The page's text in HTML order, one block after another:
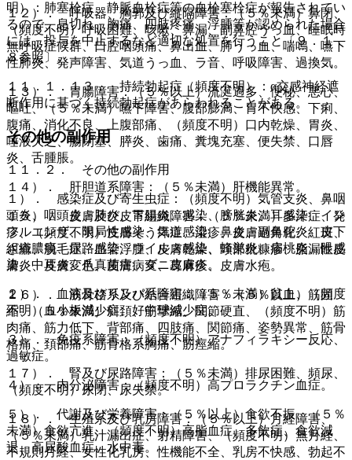
１２）． 呼吸器、胸郭及び縦隔障害：（５％未満）鼻閉、
（頻度不明）呼吸困難、咳嗽、鼻漏、副鼻腔うっ血、睡眠時
無呼吸症候群、口腔咽頭痛、鼻出血、肺うっ血、喘鳴、嚥下
性肺炎、発声障害、気道うっ血、ラ音、呼吸障害、過換気。
１３）． 胃腸障害：（５％以上）流涎過多、便秘、悪心、
嘔吐、（５％未満）嚥下障害、腹部膨満、胃不快感、下痢、
腹痛、消化不良、上腹部痛、（頻度不明）口内乾燥、胃炎、
唾液欠乏、腸閉塞、膵炎、歯痛、糞塊充塞、便失禁、口唇
炎、舌腫脹。
１４）． 肝胆道系障害：（５％未満）肝機能異常。
１５）． 皮膚及び皮下組織障害：（５％未満）多汗症、発
疹、（頻度不明）皮膚そう痒症、湿疹、皮膚過角化、紅斑、
ざ瘡、脱毛症、血管浮腫、皮膚乾燥、頭部粃糠疹、脂漏性皮
膚炎、皮膚変色、皮膚病変、蕁麻疹、皮膚水疱。
１６）． 筋骨格系及び結合組織障害：（５％以上）筋固
縮、（５％未満）斜頚、筋攣縮、関節硬直、（頻度不明）筋
肉痛、筋力低下、背部痛、四肢痛、関節痛、姿勢異常、筋骨
格痛、頚部痛、筋骨格系胸痛、筋痙縮。
１７）． 腎及び尿路障害：（５％未満）排尿困難、頻尿、
（頻度不明）尿閉、尿失禁。
１８）． 生殖系及び乳房障害：（５％以上）月経障害、
（５％未満）乳汁漏出症、射精障害、（頻度不明）無月経、
不規則月経、女性化乳房、性機能不全、乳房不快感、勃起不
明）：肺塞栓症、静脈血栓症等の血栓塞栓症が報告されてい
るので、息切れ、胸痛、四肢疼痛、浮腫等が認められた場合
には、投与を中止するなど適切な処置を行うこと〔９．１．
８参照〕。
１１．１．１３． 持続勃起症（頻度不明）：α交感神経遮
断作用に基づく持続勃起症があらわれることがある。
その他の副作用
１１．２． その他の副作用
１）． 感染症及び寄生虫症：（頻度不明）気管支炎、鼻咽
頭炎、咽頭炎、肺炎、胃腸炎、感染、膀胱炎、耳感染、イン
フルエンザ、限局性感染、気道感染、鼻炎、副鼻腔炎、皮下
組織膿瘍、尿路感染、ウイルス感染、蜂巣炎、扁桃炎、眼感
染、中耳炎、爪真菌症、ダニ皮膚炎。
２）． 血液及びリンパ系障害：（５％未満）貧血、（頻度
不明）血小板減少症、好中球減少症。
３）． 免疫系障害：（頻度不明）アナフィラキシー反応、
過敏症。
４）． 内分泌障害：（頻度不明）高プロラクチン血症。
５）． 代謝及び栄養障害：（５％以上）食欲不振、（５％
未満）食欲亢進、（頻度不明）高脂血症、多飲症、食欲減
退、高尿酸血症、水中毒。